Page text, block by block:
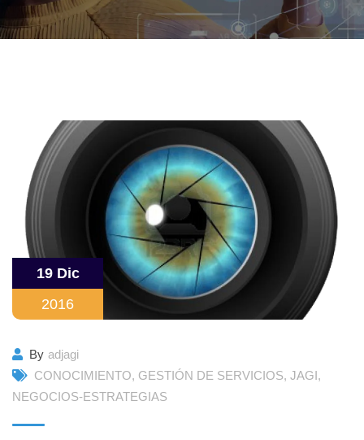
19 Dic
2016
By adjagi
CONOCIMIENTO, GESTIÓN DE SERVICIOS, JAGI,
NEGOCIOS-ESTRATEGIAS